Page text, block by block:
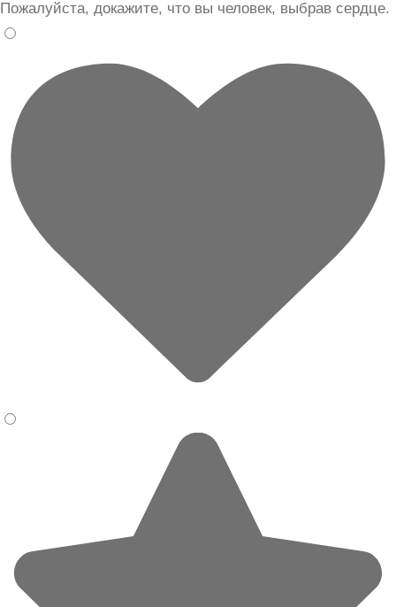
Пожалуйста, докажите, что вы человек, выбрав сердце.